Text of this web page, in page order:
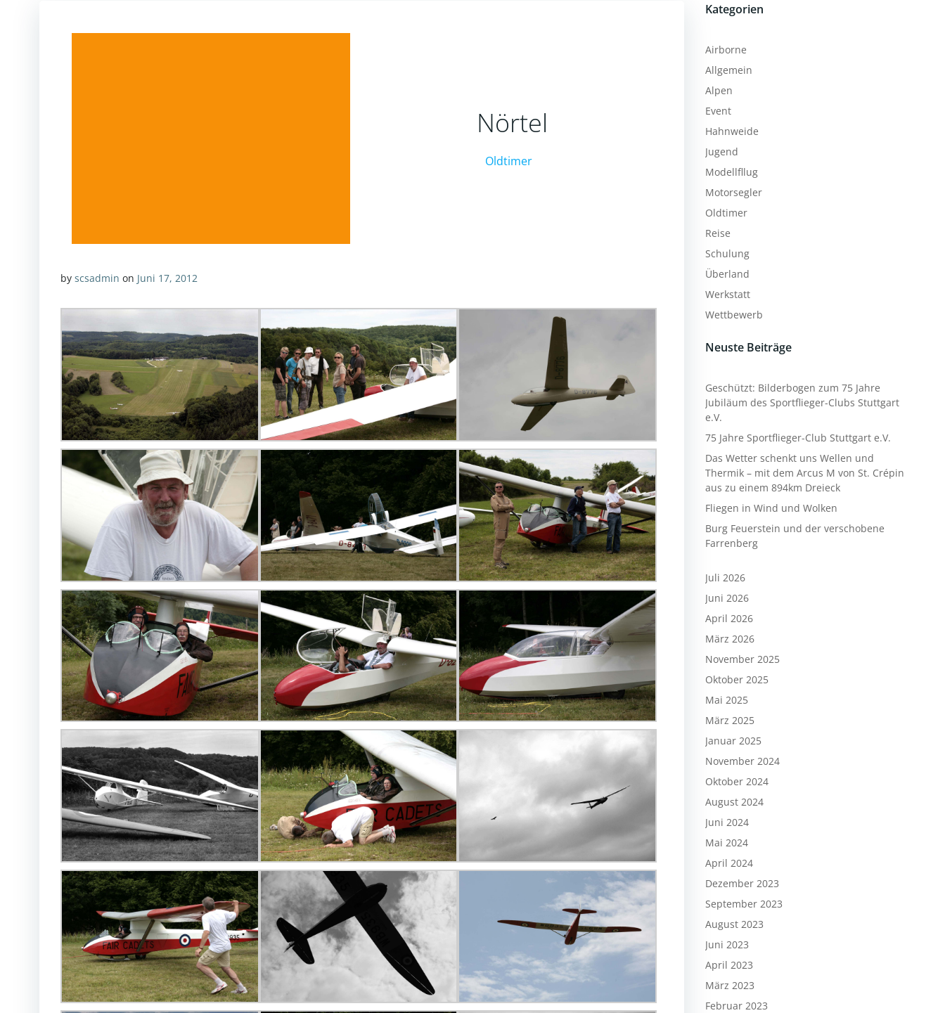
Nörtel
Oldtimer
by scsadmin on Juni 17, 2012
Kategorien
Airborne
Allgemein
Alpen
Event
Hahnweide
Jugend
Modellfllug
Motorsegler
Oldtimer
Reise
Schulung
Überland
Werkstatt
Wettbewerb
Neuste Beiträge
Geschützt: Bilderbogen zum 75 Jahre
Jubiläum des Sportflieger-Clubs Stuttgart
e.V.
75 Jahre Sportflieger-Club Stuttgart e.V.
Das Wetter schenkt uns Wellen und
Thermik – mit dem Arcus M von St. Crépin
aus zu einem 894km Dreieck
Fliegen in Wind und Wolken
Burg Feuerstein und der verschobene
Farrenberg
Juli 2026
Juni 2026
April 2026
März 2026
November 2025
Oktober 2025
Mai 2025
März 2025
Januar 2025
November 2024
Oktober 2024
August 2024
Juni 2024
Mai 2024
April 2024
Dezember 2023
September 2023
August 2023
Juni 2023
April 2023
März 2023
Februar 2023